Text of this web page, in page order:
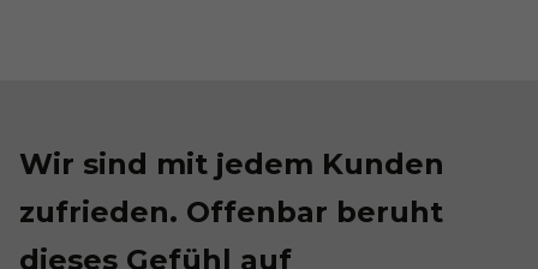
Wir sind mit jedem Kunden
zufrieden. Offenbar beruht
dieses Gefühl auf